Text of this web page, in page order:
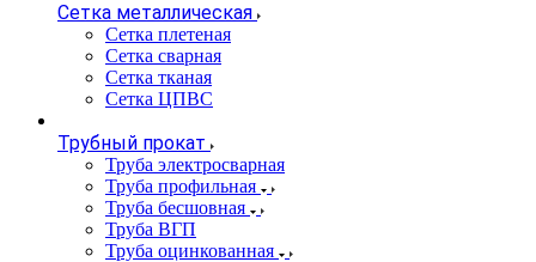
Сетка металлическая
Сетка плетеная
Сетка сварная
Сетка тканая
Сетка ЦПВС
Трубный прокат
Труба электросварная
Труба профильная
Труба бесшовная
Труба ВГП
Труба оцинкованная